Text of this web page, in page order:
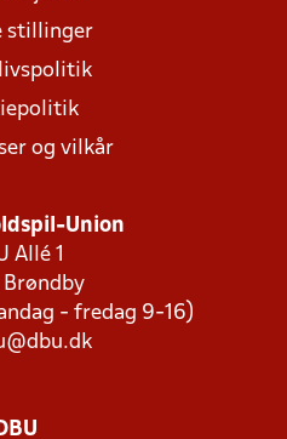
stillinger
og vilkår
Union
Allé 1
- fredag 9-16)
DBU